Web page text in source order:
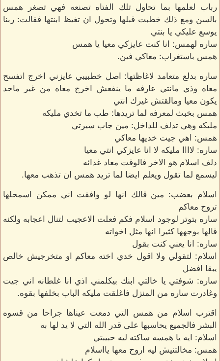
رباب لعلمها بما تحاول تلك الفتاه تصنعه فهي تصغر همس
بالسن ومع ذلك خطبت قبلها وتحول ان تغيظ ابنتها فقالت: ربنا
يوسع عليكي يا بنتي
ساره لهمس: انا كنت عايزكي معيا يا همس
همس باستغراب: معاكي فين.
ساره بدلع متعامد لاغاظتها: اصل خطبيبي عايزني اخرج اتفسح
معاه وذي مانتي عارفه ما ينفعش اخرج معاه من غير ماحد
يكون معيا ومالقتش غيرك انتي
همس بخبث لمعرفه لما تريدها: طب ما تخدي مليكه
مليكه وهي تدلف للداخل: مين جاب سيرتي
همس: اهي جيت خديها معاكي
ساره: لاااا مليكه لا انا عايزكي انتي معيا
دلف اسلام هو الاخر فالوقت معاد غدائه
ليسمع لما تقول ويعلم ايضا لما تريد همس ان تذهب معها.
اسلام بعضب: مين قالك انها لو وافقت اني ممكن اسمحلها
تروح معاكم
ساره بتوتر لوجود اسلام فكم فعلت الاعجيب لتنال اعجابه ولكنه
قالها بوجهها كثيرا انها مثل اخواته
ساره: انا يعني كنت بقول
اسلام: لتقولي ولا اقول خدي اخته معاكم او متخرجيش خالص
يبقا افضل
ساره: شوفتي يا خالتي ابنك بيكلمني اذي انا غلطانه اني جيت
وغادرت ساره من المنزل فاغلقت مليكه الباب بخلفها بقوه.
اقترب اسلام من همس التي دمعت عيناها جراحا من قسوه
البشر فالجميع يحاسبها على قدر الله التي لا يد لها به
اسلام: ايه يا همسه ساكته ليه حبيبتي
همس: مخالتنيش ليه اروح معها يااسلام